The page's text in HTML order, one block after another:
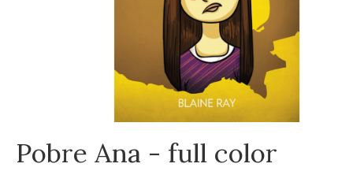
Pobre Ana - full color